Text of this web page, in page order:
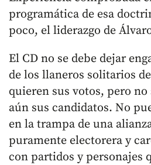
programática de esa
poco, el liderazgo de
El CD no se debe dejar
de los llaneros solitarios
quieren sus votos, pero no
aún sus candidatos. No
en la trampa de una
puramente electorera y
con partidos y personajes